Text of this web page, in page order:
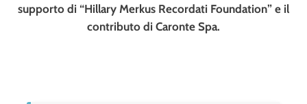
supporto di “Hillary Merkus Recordati Foundation” e il
contributo di Caronte Spa.